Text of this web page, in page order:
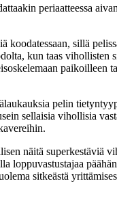
periaatteessa
sillä
kun taas
pelin
sellaisia vihollisia
näitä superkestäviä
sitkeästä